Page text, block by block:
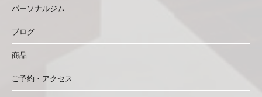
パーソナルジム
ブログ
商品
ご予約・アクセス